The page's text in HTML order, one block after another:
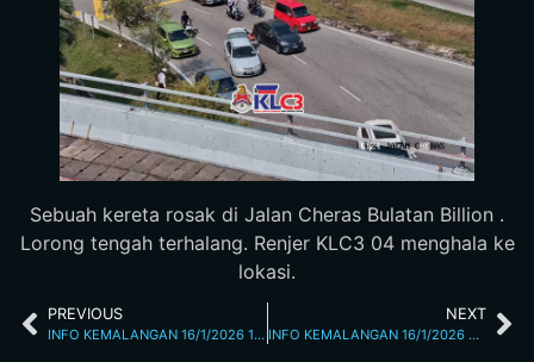
Sebuah kereta rosak di Jalan Cheras Bulatan Billion .
Lorong tengah terhalang. Renjer KLC3 04 menghala ke
lokasi.
PREVIOUS
INFO KEMALANGAN 16/1/2026 1.24 PM
NEXT
INFO KEMALANGAN 16/1/2026 3.32 PM